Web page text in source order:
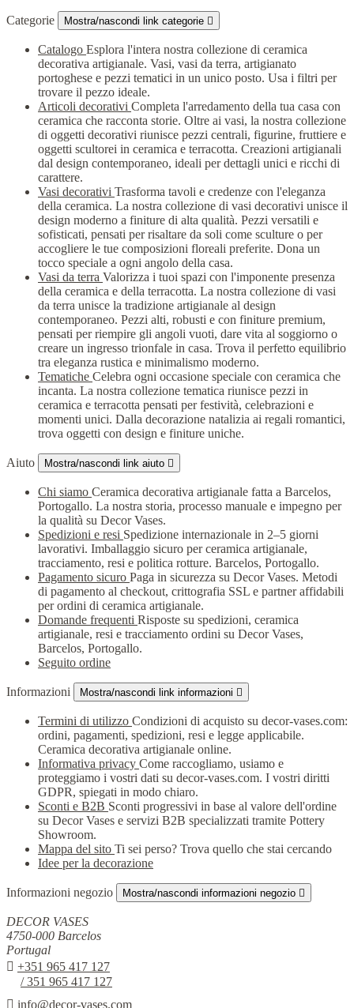
Categorie Mostra/nascondi link categorie 
Catalogo Esplora l'intera nostra collezione di ceramica
decorativa artigianale. Vasi, vasi da terra, artigianato
portoghese e pezzi tematici in un unico posto. Usa i filtri per
trovare il pezzo ideale.
Articoli decorativi Completa l'arredamento della tua casa con
ceramica che racconta storie. Oltre ai vasi, la nostra collezione
di oggetti decorativi riunisce pezzi centrali, figurine, fruttiere e
oggetti scultorei in ceramica e terracotta. Creazioni artigianali
dal design contemporaneo, ideali per dettagli unici e ricchi di
carattere.
Vasi decorativi Trasforma tavoli e credenze con l'eleganza
della ceramica. La nostra collezione di vasi decorativi unisce il
design moderno a finiture di alta qualità. Pezzi versatili e
sofisticati, pensati per risaltare da soli come sculture o per
accogliere le tue composizioni floreali preferite. Dona un
tocco speciale a ogni angolo della casa.
Vasi da terra Valorizza i tuoi spazi con l'imponente presenza
della ceramica e della terracotta. La nostra collezione di vasi
da terra unisce la tradizione artigianale al design
contemporaneo. Pezzi alti, robusti e con finiture premium,
pensati per riempire gli angoli vuoti, dare vita al soggiorno o
creare un ingresso trionfale in casa. Trova il perfetto equilibrio
tra eleganza rustica e minimalismo moderno.
Tematiche Celebra ogni occasione speciale con ceramica che
incanta. La nostra collezione tematica riunisce pezzi in
ceramica e terracotta pensati per festività, celebrazioni e
momenti unici. Dalla decorazione natalizia ai regali romantici,
trova oggetti con design e finiture uniche.
Aiuto Mostra/nascondi link aiuto 
Chi siamo Ceramica decorativa artigianale fatta a Barcelos,
Portogallo. La nostra storia, processo manuale e impegno per
la qualità su Decor Vases.
Spedizioni e resi Spedizione internazionale in 2–5 giorni
lavorativi. Imballaggio sicuro per ceramica artigianale,
tracciamento, resi e politica rotture. Barcelos, Portogallo.
Pagamento sicuro Paga in sicurezza su Decor Vases. Metodi
di pagamento al checkout, crittografia SSL e partner affidabili
per ordini di ceramica artigianale.
Domande frequenti Risposte su spedizioni, ceramica
artigianale, resi e tracciamento ordini su Decor Vases,
Barcelos, Portogallo.
Seguito ordine
Informazioni Mostra/nascondi link informazioni 
Termini di utilizzo Condizioni di acquisto su decor-vases.com:
ordini, pagamenti, spedizioni, resi e legge applicabile.
Ceramica decorativa artigianale online.
Informativa privacy Come raccogliamo, usiamo e
proteggiamo i vostri dati su decor-vases.com. I vostri diritti
GDPR, spiegati in modo chiaro.
Sconti e B2B Sconti progressivi in base al valore dell'ordine
su Decor Vases e servizi B2B specializzati tramite Pottery
Showroom.
Mappa del sito Ti sei perso? Trova quello che stai cercando
Idee per la decorazione
Informazioni negozio Mostra/nascondi informazioni negozio 
DECOR VASES
4750-000 Barcelos
Portugal
 +351 965 417 127
/ 351 965 417 127
 info@decor-vases.com